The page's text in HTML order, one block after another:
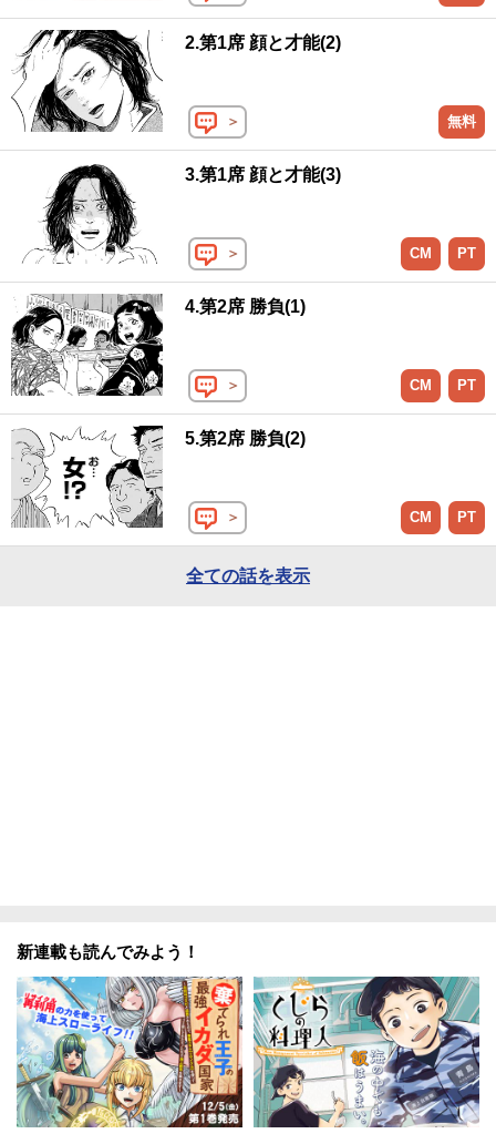
2.第1席 顔と才能(2)
＞ 無料
3.第1席 顔と才能(3)
＞ CM PT
4.第2席 勝負(1)
＞ CM PT
5.第2席 勝負(2)
＞ CM PT
全ての話を表示
新連載も読んでみよう！